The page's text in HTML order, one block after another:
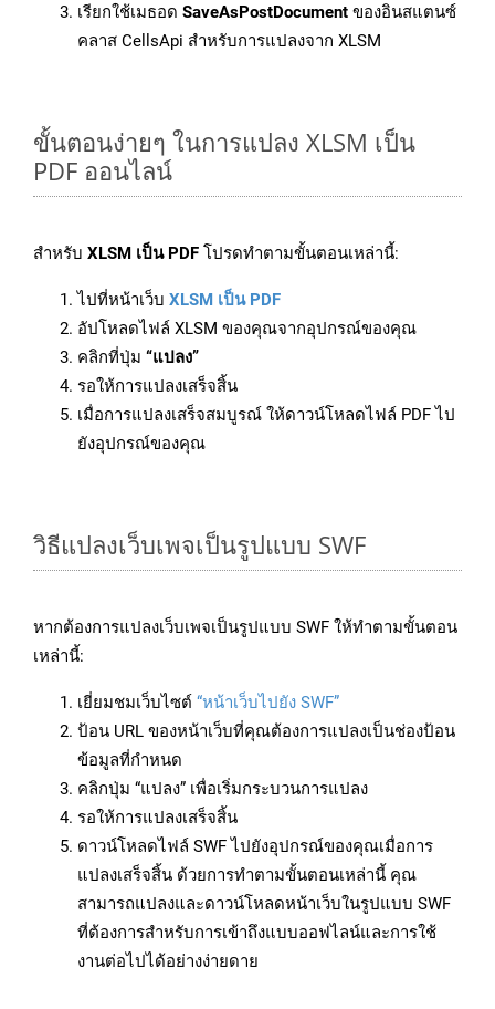
เรียกใช้เมธอด SaveAsPostDocument ของอินสแตนซ์
คลาส CellsApi สำหรับการแปลงจาก XLSM
ขั้นตอนง่ายๆ ในการแปลง XLSM เป็น
PDF ออนไลน์
สำหรับ XLSM เป็น PDF โปรดทำตามขั้นตอนเหล่านี้:
ไปที่หน้าเว็บ XLSM เป็น PDF
อัปโหลดไฟล์ XLSM ของคุณจากอุปกรณ์ของคุณ
คลิกที่ปุ่ม “แปลง”
รอให้การแปลงเสร็จสิ้น
เมื่อการแปลงเสร็จสมบูรณ์ ให้ดาวน์โหลดไฟล์ PDF ไป
ยังอุปกรณ์ของคุณ
วิธีแปลงเว็บเพจเป็นรูปแบบ SWF
หากต้องการแปลงเว็บเพจเป็นรูปแบบ SWF ให้ทำตามขั้นตอน
เหล่านี้:
เยี่ยมชมเว็บไซต์ “หน้าเว็บไปยัง SWF”
ป้อน URL ของหน้าเว็บที่คุณต้องการแปลงเป็นช่องป้อน
ข้อมูลที่กำหนด
คลิกปุ่ม “แปลง” เพื่อเริ่มกระบวนการแปลง
รอให้การแปลงเสร็จสิ้น
ดาวน์โหลดไฟล์ SWF ไปยังอุปกรณ์ของคุณเมื่อการ
แปลงเสร็จสิ้น ด้วยการทำตามขั้นตอนเหล่านี้ คุณ
สามารถแปลงและดาวน์โหลดหน้าเว็บในรูปแบบ SWF
ที่ต้องการสำหรับการเข้าถึงแบบออฟไลน์และการใช้
งานต่อไปได้อย่างง่ายดาย